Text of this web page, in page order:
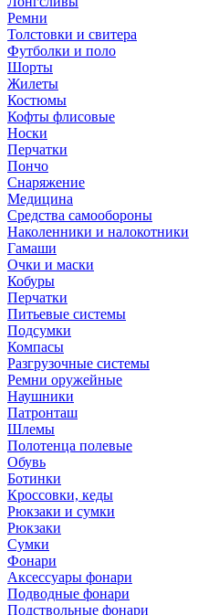
Ремни
Толстовки и свитера
Футболки и поло
Шорты
Жилеты
Костюмы
Кофты флисовые
Носки
Перчатки
Пончо
Снаряжение
Медицина
Средства самообороны
Наколенники и налокотники
Гамаши
Очки и маски
Кобуры
Перчатки
Питьевые системы
Подсумки
Компасы
Разгрузочные системы
Ремни оружейные
Наушники
Патронташ
Шлемы
Полотенца полевые
Обувь
Ботинки
Кроссовки, кеды
Рюкзаки и сумки
Рюкзаки
Сумки
Фонари
Аксессуары фонари
Подводные фонари
Подствольные фонари